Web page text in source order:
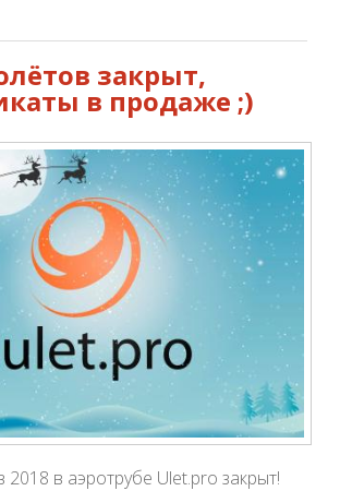
закрыт,
в продаже ;)
2018 в аэротрубе Ulet.pro закрыт!